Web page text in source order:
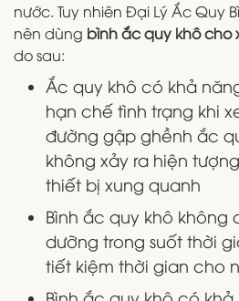
nước. Tuy nhiên Đại Lý Ắc Quy
nên dùng bình ắc quy khô cho
do sau:
Ắc quy khô có khả
hạn chế tình trạng khi
đường gập ghềnh ắc
không xảy ra hiện
thiết bị xung quanh
Bình ắc quy khô không
dưỡng trong suốt thời
tiết kiệm thời gian cho